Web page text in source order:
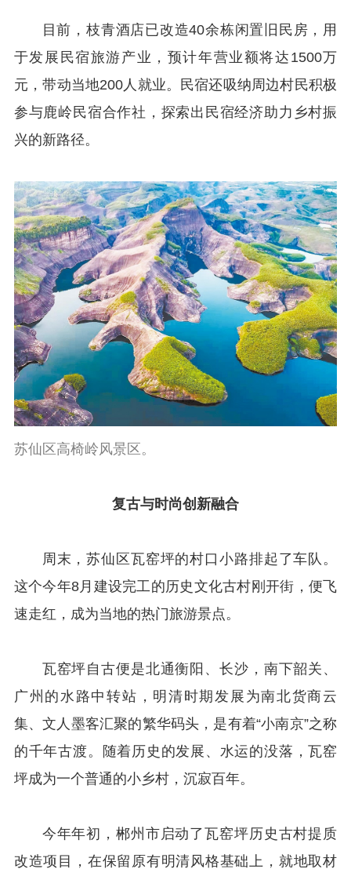
目前，枝青酒店已改造40余栋闲置旧民房，用
于发展民宿旅游产业，预计年营业额将达1500万
元，带动当地200人就业。民宿还吸纳周边村民积极
参与鹿岭民宿合作社，探索出民宿经济助力乡村振
兴的新路径。
苏仙区高椅岭风景区。
复古与时尚创新融合
周末，苏仙区瓦窑坪的村口小路排起了车队。
这个今年8月建设完工的历史文化古村刚开街，便飞
速走红，成为当地的热门旅游景点。
瓦窑坪自古便是北通衡阳、长沙，南下韶关、
广州的水路中转站，明清时期发展为南北货商云
集、文人墨客汇聚的繁华码头，是有着“小南京”之称
的千年古渡。随着历史的发展、水运的没落，瓦窑
坪成为一个普通的小乡村，沉寂百年。
今年年初，郴州市启动了瓦窑坪历史古村提质
改造项目，在保留原有明清风格基础上，就地取材